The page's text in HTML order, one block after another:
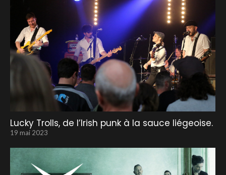
Lucky Trolls, de l’Irish punk à la sauce liégeoise.
19 mai 2023